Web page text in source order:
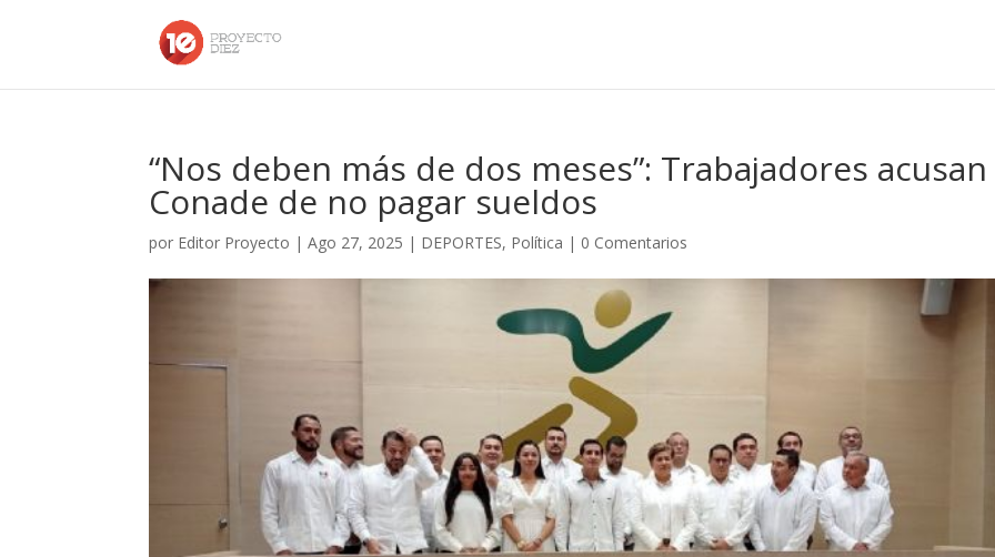
“Nos deben más de dos meses”: Trabajadores acusan
Conade de no pagar sueldos
por Editor Proyecto |Ago 27, 2025 | DEPORTES, Política | 0 Comentarios